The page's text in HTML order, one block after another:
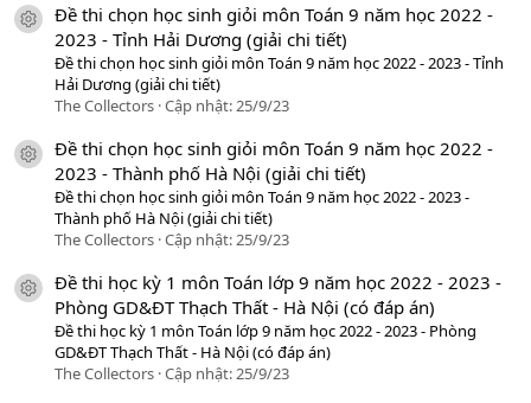
icon tài liệu
Đề thi chọn học sinh giỏi môn Toán 9 năm học 2022 -
2023 - Tỉnh Hải Dương (giải chi tiết)
Đề thi chọn học sinh giỏi môn Toán 9 năm học 2022 - 2023 - Tỉnh
Hải Dương (giải chi tiết)
The Collectors Cập nhật:25/9/23
icon tài liệu
Đề thi chọn học sinh giỏi môn Toán 9 năm học 2022 -
2023 - Thành phố Hà Nội (giải chi tiết)
Đề thi chọn học sinh giỏi môn Toán 9 năm học 2022 - 2023 -
Thành phố Hà Nội (giải chi tiết)
The Collectors Cập nhật:25/9/23
icon tài liệu
Đề thi học kỳ 1 môn Toán lớp 9 năm học 2022 - 2023 -
Phòng GD&ĐT Thạch Thất - Hà Nội (có đáp án)
Đề thi học kỳ 1 môn Toán lớp 9 năm học 2022 - 2023 - Phòng
GD&ĐT Thạch Thất - Hà Nội (có đáp án)
The Collectors Cập nhật:25/9/23